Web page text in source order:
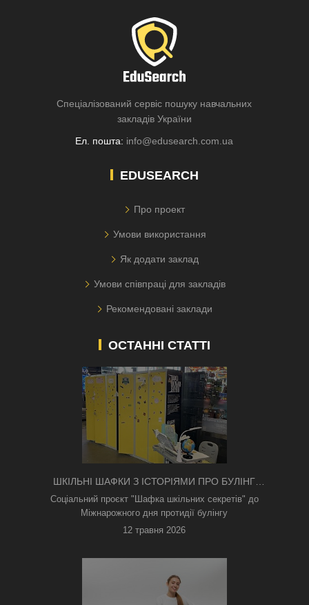
Спеціалізований сервіс пошуку навчальних
закладів України
Ел. пошта: info@edusearch.com.ua
EDUSEARCH
Про проект
Умови використання
Як додати заклад
Умови співпраці для закладів
Рекомендовані заклади
ОСТАННІ СТАТТІ
ШКІЛЬНІ ШАФКИ З ІСТОРІЯМИ ПРО БУЛІНГ
З'ЯВИЛИСЯ В КИЄВІ
Соціальний проєкт "Шафка шкільних секретів" до
Міжнарожного дня протидії булінгу
12 травня 2026